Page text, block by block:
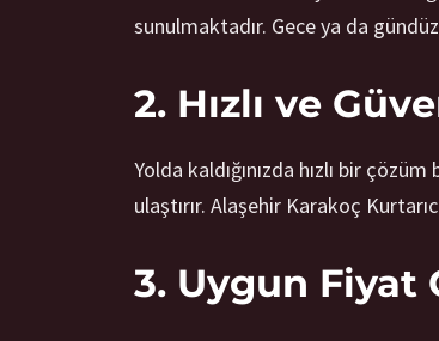
sunulmaktadır. Gece ya da
2. Hızlı ve
Yolda kaldığınızda hızlı bir
ulaştırır. Alaşehir Karakoç
3. Uygun Fiyat